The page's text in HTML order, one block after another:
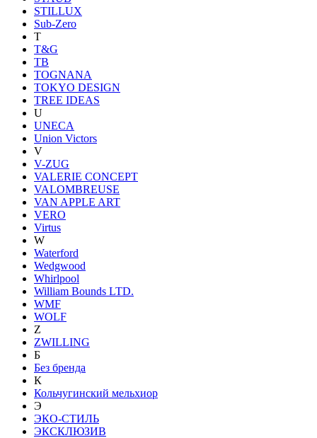
STILLUX
Sub-Zero
T
T&G
TB
TOGNANA
TOKYO DESIGN
TREE IDEAS
U
UNECA
Union Victors
V
V-ZUG
VALERIE CONCEPT
VALOMBREUSE
VAN APPLE ART
VERO
Virtus
W
Waterford
Wedgwood
Whirlpool
William Bounds LTD.
WMF
WOLF
Z
ZWILLING
Б
Без бренда
К
Кольчугинский мельхиор
Э
ЭКО-СТИЛЬ
ЭКСКЛЮЗИВ